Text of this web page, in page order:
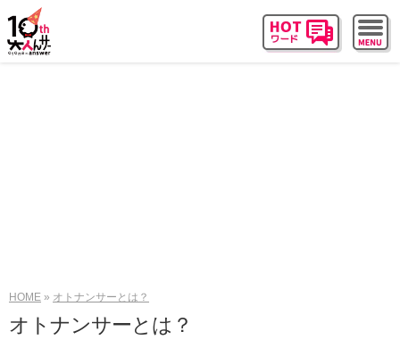
HOME オトナンサーとは？
オトナンサーとは？